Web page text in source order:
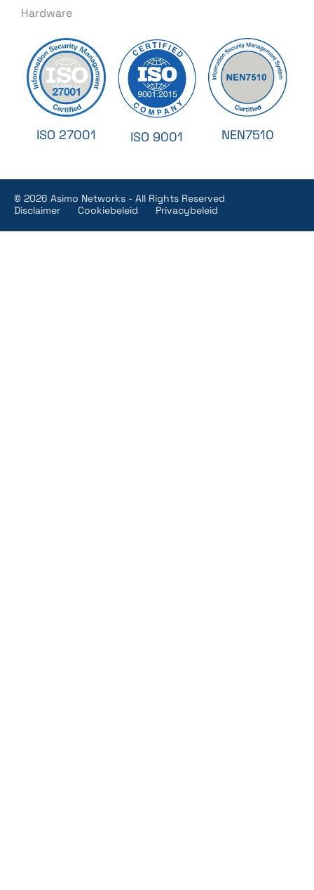
Hardware
ISO 27001 ISO 9001 NEN7510
© 2026 Asimo Networks - All Rights Reserved
Disclaimer
Cookiebeleid Privacybeleid